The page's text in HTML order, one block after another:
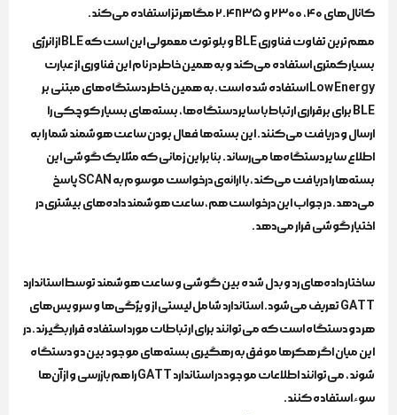
کانال‌های ۴۰، ۲۳۰۰ و ۲.۴۸۳۵ مگاهرتز استفاده می‌کند.
مهم‌ترین تفاوت فناوری BLE و بلوتوث معمولی این است که BLE از انرژی
بسیار کمتری استفاده می‌کند و به همین خاطر در نام این فناوری از عبارت
Low Energy استفاده شده است. به همین خاطر دستگاه‌های مبتنی بر
BLE برای برقراری ارتباط با سایر دستگاه‌ها، بسته‌های بسیار کوچکی را
ارسال و دریافت می‌کنند. این بسته‌ها فعال بودن ساعت هوشمند شما را به
اطلاع سایر دستگاه‌ها می‌رساند. بنابراین زمانی که مثلا یک گوشی این
بسته‌ها را دریافت می‌کند، با ارائه‌ی درخواست موسوم به SCAN پاسخ
می‌دهد. در جواب این درخواست هم، ساعت هوشمند داده‌های بیشتری در
اختیار گوشی قرار می‌دهد.
ساختار داده‌های رد و بدل شده بین گوشی و ساعت هوشمند توسط استاندارد
GATT تعریف می‌شود. استاندارد شامل لیستی از ویژگی‌ها و سرویس‌های
هر دو دستگاه است که می‌توانند برای ارتباطات مورد استفاده قرار بگیرند. در
این میان اگر هکرها موفق به رهگیری بسته‌های موجود بین دو دستگاه
شوند، می‌توانند اطلاعات موجود در استاندارد GATT را هم بازرسی و از آن‌ها
سوء‌استفاده کنند.